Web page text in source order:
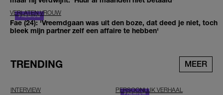
VERLATEN VROUW
Fae (24): 'Vreemdgaan was uit den boze, dat deed je niet, toch
bleek mijn partner zelf een affaire te hebben'
TRENDING MEER
INTERVIEW PERSOONLIJK VERHAAL